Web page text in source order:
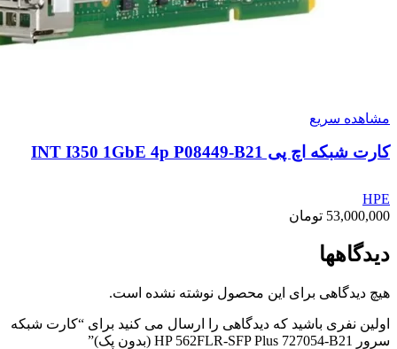
مشاهده سریع
کارت شبکه اچ پی INT I350 1GbE 4p P08449-B21
HPE
53,000,000 تومان
دیدگاهها
هیچ دیدگاهی برای این محصول نوشته نشده است.
اولین نفری باشید که دیدگاهی را ارسال می کنید برای “کارت شبکه
سرور HP 562FLR-SFP Plus 727054-B21 (بدون پک)”